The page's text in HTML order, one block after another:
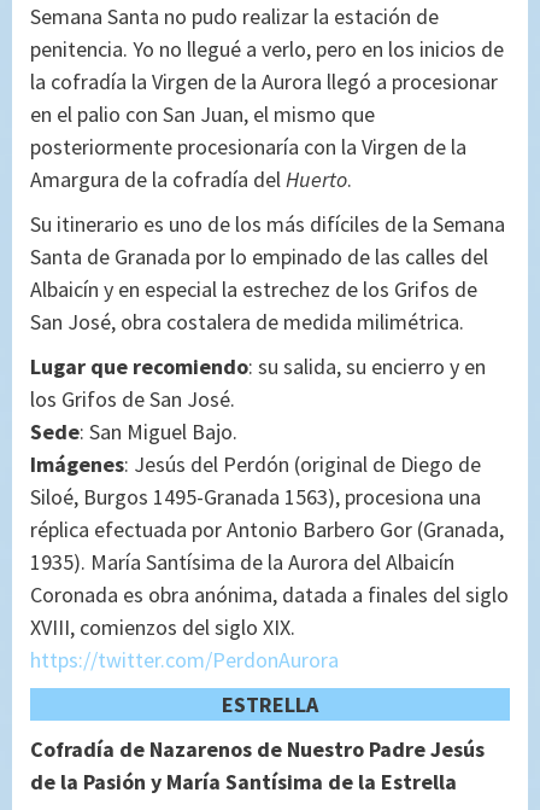
Semana Santa no pudo realizar la estación de
penitencia. Yo no llegué a verlo, pero en los inicios de
la cofradía la Virgen de la Aurora llegó a procesionar
en el palio con San Juan, el mismo que
posteriormente procesionaría con la Virgen de la
Amargura de la cofradía delHuerto.
Su itinerario es uno de los más difíciles de la Semana
Santa de Granada por lo empinado de las calles del
Albaicín y en especial la estrechez de los Grifos de
San José, obra costalera de medida milimétrica.
Lugar que recomiendo: su salida, su encierro y en
los Grifos de San José.
Sede: San Miguel Bajo.
Imágenes: Jesús del Perdón (original de Diego de
Siloé, Burgos 1495-Granada 1563), procesiona una
réplica efectuada por Antonio Barbero Gor (Granada,
1935). María Santísima de la Aurora del Albaicín
Coronada es obra anónima, datada a finales del siglo
XVIII, comienzos del siglo XIX.
https://twitter.com/PerdonAurora
ESTRELLA
Cofradía de Nazarenos de Nuestro Padre Jesús
de la Pasión y María Santísima de la Estrella